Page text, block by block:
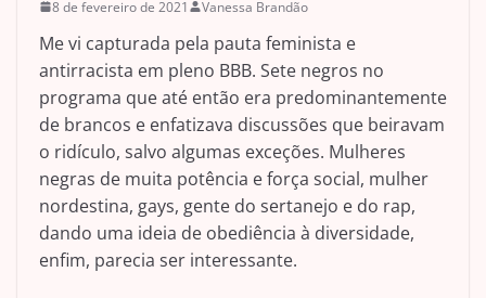
8 de fevereiro de 2021 Vanessa Brandão
Me vi capturada pela pauta feminista e
antirracista em pleno BBB. Sete negros no
programa que até então era predominantemente
de brancos e enfatizava discussões que beiravam
o ridículo, salvo algumas exceções. Mulheres
negras de muita potência e força social, mulher
nordestina, gays, gente do sertanejo e do rap,
dando uma ideia de obediência à diversidade,
enfim, parecia ser interessante.